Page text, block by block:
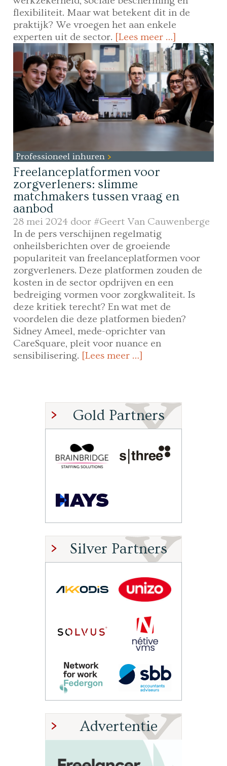
flexibiliteit. Maar wat betekent dit in de
praktijk? We vroegen het aan enkele
experten uit de sector. [Lees meer …]
Professioneel inhuren
Freelanceplatformen voor
zorgverleners: slimme
matchmakers tussen vraag en
aanbod
28 mei 2024 door #Geert Van Cauwenberge
In de pers verschijnen regelmatig
onheilsberichten over de groeiende
populariteit van freelanceplatformen voor
zorgverleners. Deze platformen zouden de
kosten in de sector opdrijven en een
bedreiging vormen voor zorgkwaliteit. Is
deze kritiek terecht? En wat met de
voordelen die deze platformen bieden?
Sidney Ameel, mede-oprichter van
CareSquare, pleit voor nuance en
sensibilisering. [Lees meer …]
Gold Partners
Silver Partners
Advertentie